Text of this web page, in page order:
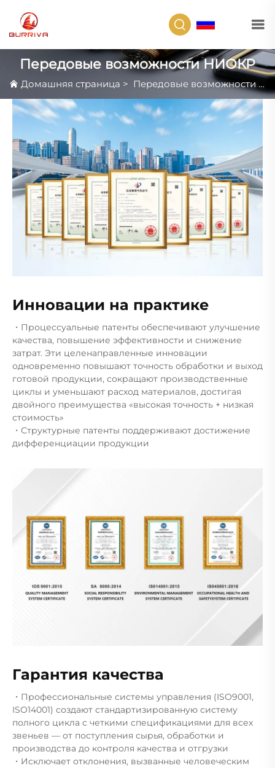
Передовые возможности НИОКР
Домашняя страница > Передовые возможности НИОКР
Инновации на практике
・Процессуальные патенты обеспечивают улучшение
качества, повышение эффективности и снижение
затрат. Эти целенаправленные инновации
одновременно повышают точность обработки и выход
готовой продукции, сокращают производственные
циклы и уменьшают расход материалов, достигая
двойного преимущества «высокая точность + низкая
стоимость»
・Структурные патенты поддерживают достижение
дифференциации продукции
Гарантия качества
・Профессиональные системы управления (ISO9001,
ISO14001) создают стандартизированную систему
полного цикла с четкими спецификациями для всех
звеньев — от поступления сырья, обработки и
производства до контроля качества и отгрузки
・Исключает отклонения, вызванные человеческим